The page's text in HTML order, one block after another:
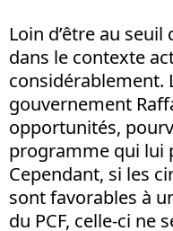
Loin d’être au
dans le contexte
considérablement.
gouvernement
opportunités,
programme qui lui
Cependant, si les
sont favorables à
du PCF, celle-ci ne